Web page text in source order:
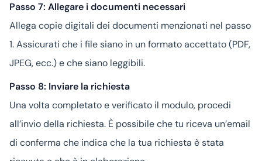
Passo 7: Allegare i documenti necessari
Allega copie digitali dei documenti menzionati nel passo
1. Assicurati che i file siano in un formato accettato (PDF,
JPEG, ecc.) e che siano leggibili.
Passo 8: Inviare la richiesta
Una volta completato e verificato il modulo, procedi
all’invio della richiesta. È possibile che tu riceva un’email
di conferma che indica che la tua richiesta è stata